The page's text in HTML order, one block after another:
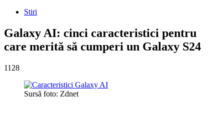
Stiri
Galaxy AI: cinci caracteristici pentru
care merită să cumperi un Galaxy S24
1128
Sursă foto: Zdnet